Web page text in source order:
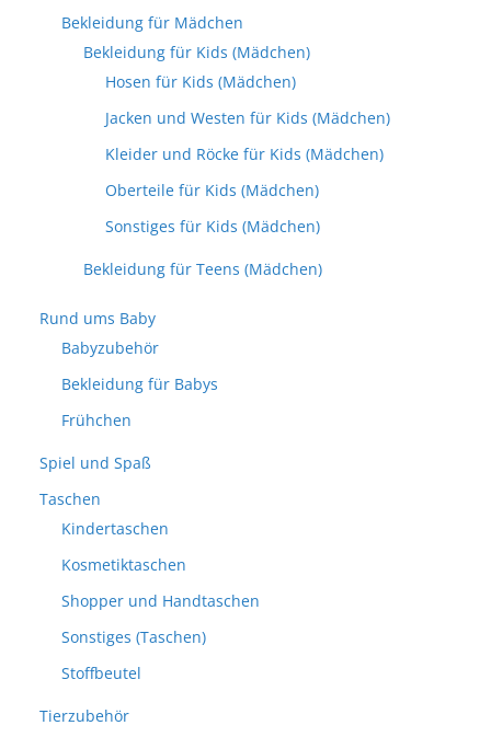
Bekleidung für Mädchen
Bekleidung für Kids (Mädchen)
Hosen für Kids (Mädchen)
Jacken und Westen für Kids (Mädchen)
Kleider und Röcke für Kids (Mädchen)
Oberteile für Kids (Mädchen)
Sonstiges für Kids (Mädchen)
Bekleidung für Teens (Mädchen)
Rund ums Baby
Babyzubehör
Bekleidung für Babys
Frühchen
Spiel und Spaß
Taschen
Kindertaschen
Kosmetiktaschen
Shopper und Handtaschen
Sonstiges (Taschen)
Stoffbeutel
Tierzubehör